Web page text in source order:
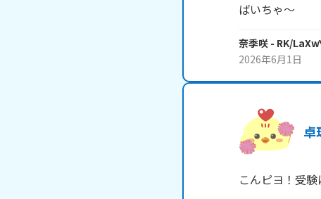
ばいちゃ～
奈季咲 - RK/
2026年6月1日
卓
こんピヨ！受